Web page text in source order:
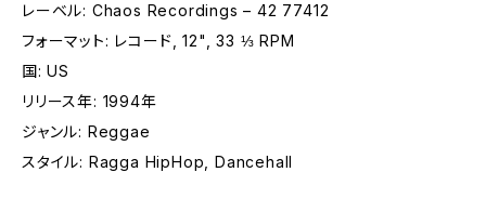
レーベル: Chaos Recordings – 42 77412
フォーマット: レコード, 12", 33 ⅓ RPM
国: US
リリース年: 1994年
ジャンル: Reggae
スタイル: Ragga HipHop, Dancehall